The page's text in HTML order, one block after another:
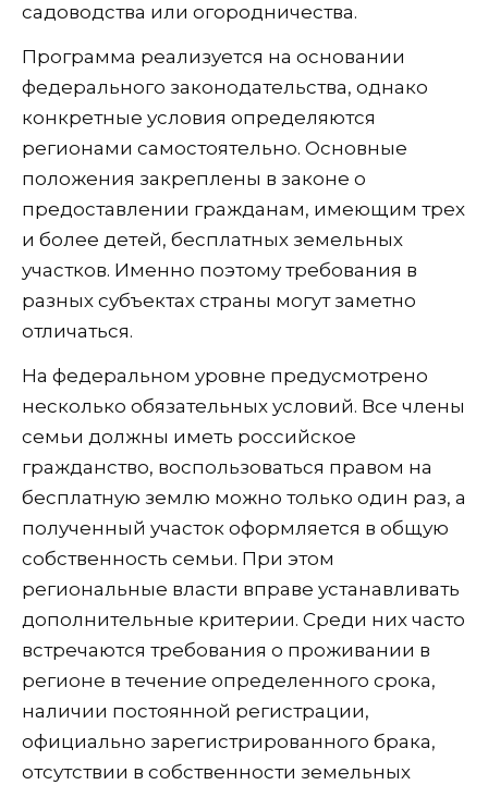
садоводства или огородничества.
Программа реализуется на основании
федерального законодательства, однако
конкретные условия определяются
регионами самостоятельно. Основные
положения закреплены в законе о
предоставлении гражданам, имеющим трех
и более детей, бесплатных земельных
участков. Именно поэтому требования в
разных субъектах страны могут заметно
отличаться.
На федеральном уровне предусмотрено
несколько обязательных условий. Все члены
семьи должны иметь российское
гражданство, воспользоваться правом на
бесплатную землю можно только один раз, а
полученный участок оформляется в общую
собственность семьи. При этом
региональные власти вправе устанавливать
дополнительные критерии. Среди них часто
встречаются требования о проживании в
регионе в течение определенного срока,
наличии постоянной регистрации,
официально зарегистрированного брака,
отсутствии в собственности земельных